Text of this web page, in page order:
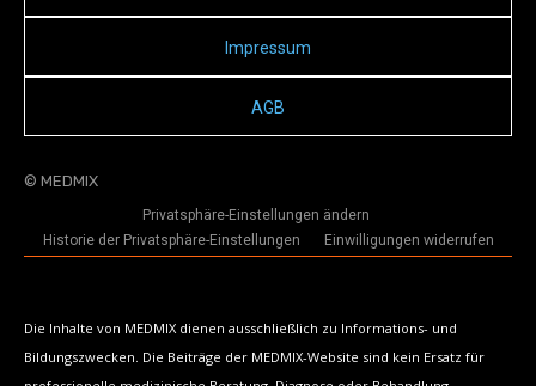
Impressum
AGB
© MEDMIX
Privatsphäre-Einstellungen ändern
Historie der Privatsphäre-Einstellungen
Einwilligungen widerrufen
Die Inhalte von MEDMIX dienen ausschließlich zu Informations- und
Bildungszwecken. Die Beiträge der MEDMIX-Website sind kein Ersatz für